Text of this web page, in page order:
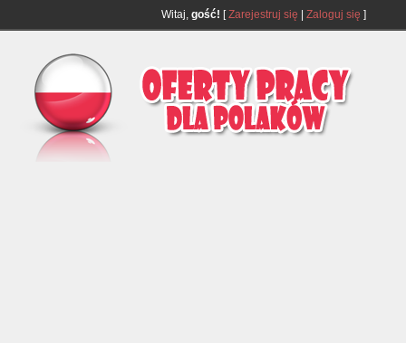
Witaj, gość! [Zarejestruj się Zaloguj się ]